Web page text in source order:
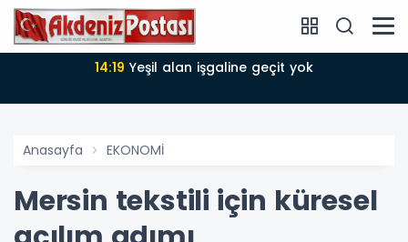
14:19 Yeşil alan işgaline geçit yok
Anasayfa EKONOMİ
Mersin tekstili için küresel